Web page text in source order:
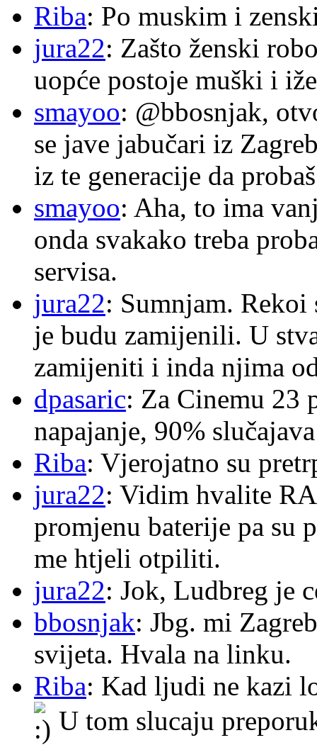
Riba: Po muskim i
jura22: Zašto ženski
uopće postoje muški i
smayoo: @bbosnjak,
se jave jabučari iz
iz te generacije da
smayoo: Aha, to ima
onda svakako treba
servisa.
jura22: Sumnjam. Rekoi
je budu zamijenili. U
zamijeniti i inda njima
dpasaric: Za Cinemu 23
napajanje, 90%
Riba: Vjerojatno su
jura22: Vidim hvalite
promjenu baterije pa su
me htjeli otpiliti.
jura22: Jok, Ludbreg je
bbosnjak: Jbg. mi
svijeta. Hvala na linku.
Riba: Kad ljudi ne kazi
U tom slucaju